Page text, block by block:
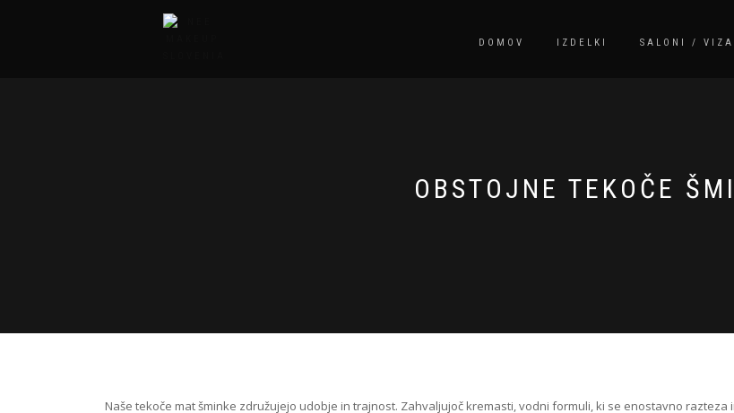
DOMOV IZDELKI SALONI /
OBSTOJNE TEKOČE
Naše tekoče mat šminke združujejo udobje in trajnost. Zahvaljujoč kremasti, vodni formuli, ki se enostavno